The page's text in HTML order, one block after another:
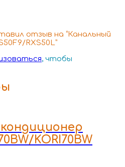
отзыв на “Канальный
RXS50L”
, чтобы
KORI70BW